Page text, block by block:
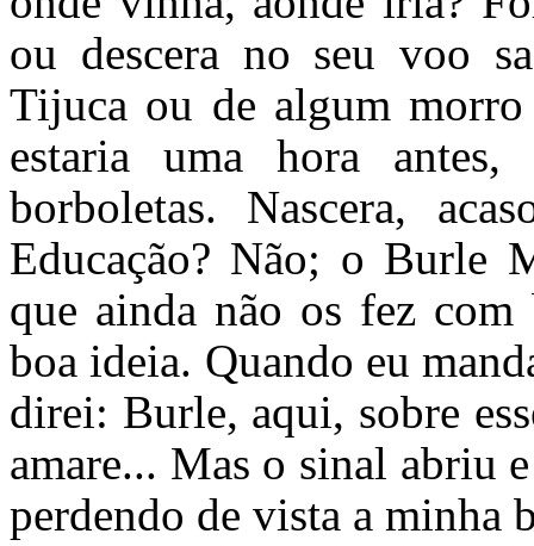
ou descera no seu voo
Tijuca ou de algum
estaria uma hora
borboletas. Nascera,
Educação? Não; o Burle
que ainda não os fez
boa ideia. Quando eu
direi: Burle, aqui, sobre
amare... Mas o sinal abriu
perdendo de vista a minha